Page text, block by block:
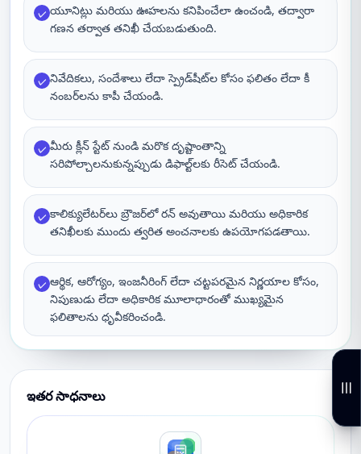
✓ యూనిట్లు మరియు ఊహలను కనిపించేలా ఉంచండి, తద్వారా
గణన తర్వాత తనిఖీ చేయబడుతుంది.
✓ నివేదికలు, సందేశాలు లేదా స్ప్రెడ్‌షీట్‌ల కోసం ఫలితం లేదా కీ
నంబర్‌లను కాపీ చేయండి.
✓ మీరు క్లీన్ స్టేట్ నుండి మరొక దృష్టాంతాన్ని
సరిపోల్చాలనుకున్నప్పుడు డిఫాల్ట్‌లకు రీసెట్ చేయండి.
✓ కాలిక్యులేటర్‌లు బ్రౌజర్‌లో రన్ అవుతాయి మరియు అధికారిక
తనిఖీలకు ముందు త్వరిత అంచనాలకు ఉపయోగపడతాయి.
✓ ఆర్థిక, ఆరోగ్యం, ఇంజనీరింగ్ లేదా చట్టపరమైన నిర్ణయాల కోసం,
నిపుణుడు లేదా అధికారిక మూలాధారంతో ముఖ్యమైన
ఫలితాలను ధృవీకరించండి.
ఇతర సాధనాలు